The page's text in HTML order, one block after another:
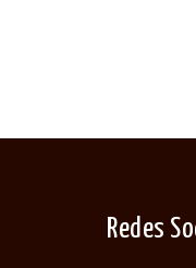
Redes